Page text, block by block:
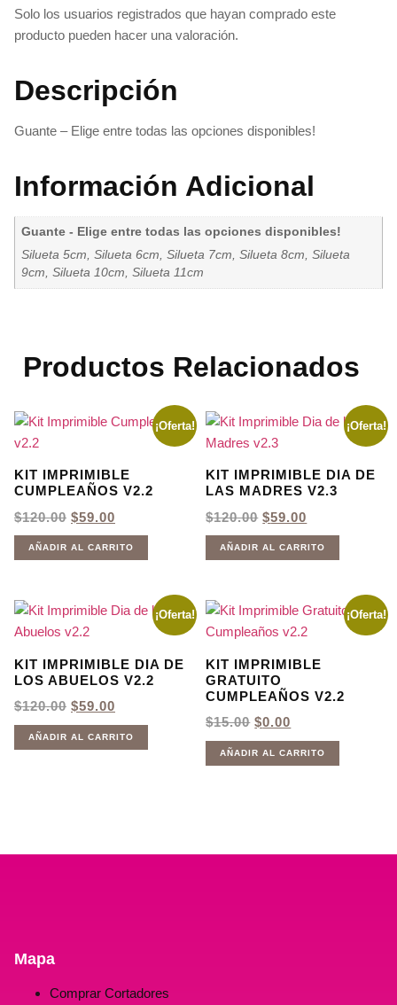
Solo los usuarios registrados que hayan comprado este
producto pueden hacer una valoración.
Descripción
Guante – Elige entre todas las opciones disponibles!
Información Adicional
Guante - Elige entre todas las opciones disponibles!
Silueta 5cm, Silueta 6cm, Silueta 7cm, Silueta 8cm, Silueta
9cm, Silueta 10cm, Silueta 11cm
Productos Relacionados
¡Oferta!
KIT IMPRIMIBLE
CUMPLEAÑOS V2.2
$120.00 EL
PRECIO
ORIGINAL
ERA:
$59.00
PRECIO
ACTUAL
ES:
AÑADIR AL CARRITO
¡Oferta!
KIT IMPRIMIBLE DIA DE
LAS MADRES V2.3
$120.00 EL
PRECIO
ORIGINAL
ERA:
$59.00
PRECIO
ACTUAL
ES:
AÑADIR AL CARRITO
¡Oferta!
KIT IMPRIMIBLE DIA DE
LOS ABUELOS V2.2
$120.00 EL
ORIGINAL
ERA:
$59.00
ACTUAL
ES:
AÑADIR AL CARRITO
¡Oferta!
KIT IMPRIMIBLE
GRATUITO
CUMPLEAÑOS V2.2
$15.00 EL
ORIGINAL
ERA:
$0.00
ACTUAL
ES:
AÑADIR AL CARRITO
Mapa
Comprar Cortadores